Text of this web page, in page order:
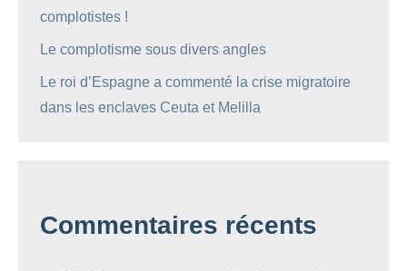
complotistes !
Le complotisme sous divers angles
Le roi d’Espagne a commenté la crise migratoire
dans les enclaves Ceuta et Melilla
Commentaires récents